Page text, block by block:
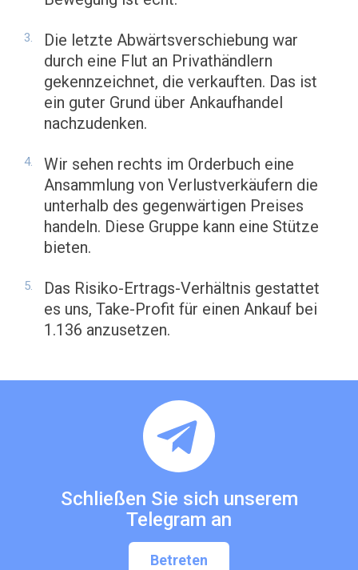
Die letzte Abwärtsverschiebung war
durch eine Flut an Privathändlern
gekennzeichnet, die verkauften. Das ist
ein guter Grund über Ankaufhandel
nachzudenken.
Wir sehen rechts im Orderbuch eine
Ansammlung von Verlustverkäufern die
unterhalb des gegenwärtigen Preises
handeln. Diese Gruppe kann eine Stütze
bieten.
Das Risiko-Ertrags-Verhältnis gestattet
es uns, Take-Profit für einen Ankauf bei
1.136 anzusetzen.
Schließen Sie sich unserem
Telegram an
Betreten